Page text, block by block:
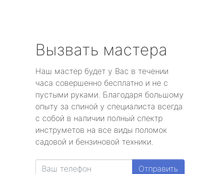
Вызвать мастера
Наш мастер будет у Вас в течении
часа совершенно бесплатно и не с
пустыми руками. Благодаря большому
опыту за спиной у специалиста всегда
с собой в наличии полный спектр
инструметов на все виды поломок
садовой и бензиновой техники.
Отправить